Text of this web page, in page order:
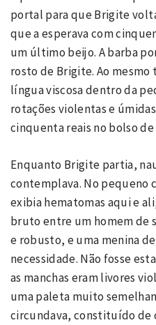
portal para que Brigite
que a esperava com
um último beijo. A barba
rosto de Brigite. Ao
língua viscosa dentro da
rotações violentas e
cinquenta reais no bolso
Enquanto Brigite partia,
contemplava. No pequeno
exibia hematomas aqui e
bruto entre um homem de
e robusto, e uma menina
necessidade. Não fosse
as manchas eram livores
uma paleta muito
circundava, constituído de